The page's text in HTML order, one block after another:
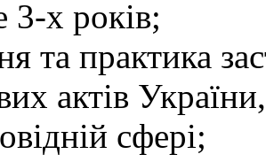
х років;
та практика
актів
сфері;